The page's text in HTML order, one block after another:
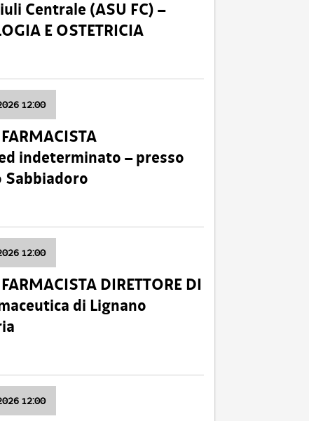
Centrale (ASU FC) –
E OSTETRICIA
12:00
indeterminato – presso
Sabbiadoro
12:00
DIRETTORE DI
di Lignano
12:00